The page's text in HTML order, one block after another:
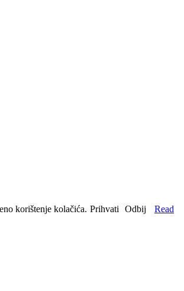
korištenje kolačića. Prihvati Odbij
Read